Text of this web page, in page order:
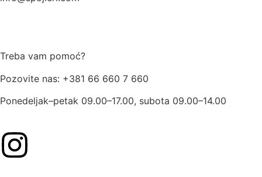
Treba vam pomoć?
Pozovite nas: +381 66 660 7 660
Ponedeljak–petak 09.00–17.00, subota 09.00–14.00